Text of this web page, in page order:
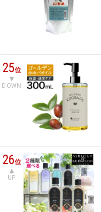
25位
DOWN
26位
UP